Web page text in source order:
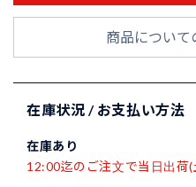
商品について
在庫状況 / お支払い方法
在庫あり
12:00迄のご注文で当日出荷